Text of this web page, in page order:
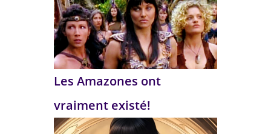
Les Amazones ont
vraiment existé!